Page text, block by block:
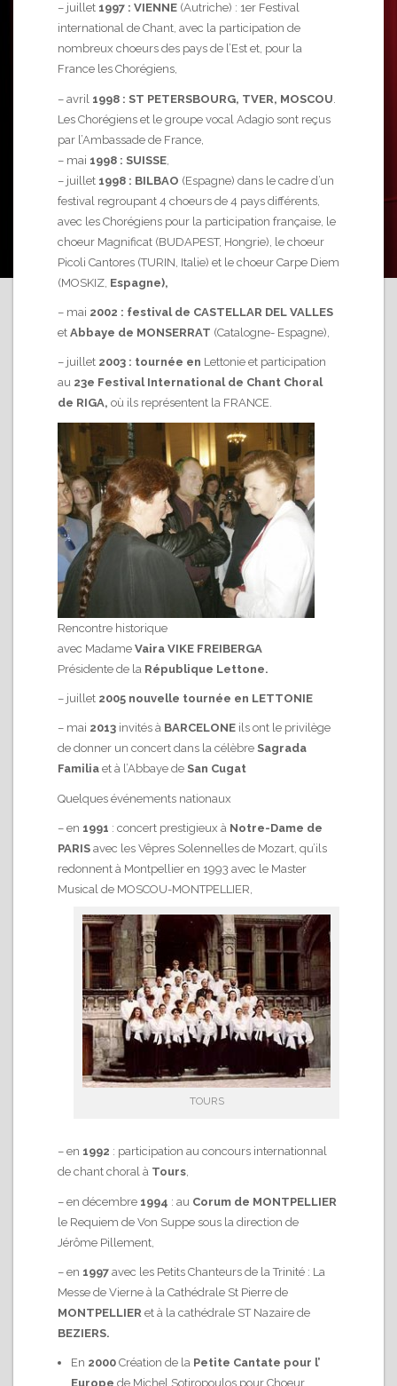
– juillet 1997 : VIENNE (Autriche) : 1er Festival
international de Chant, avec la participation de
nombreux choeurs des pays de l’Est et, pour la
France les Chorégiens,
– avril 1998 : ST PETERSBOURG, TVER, MOSCOU
Les Chorégiens et le groupe vocal Adagio sont reçus
par l’Ambassade de France,
– mai 1998 : SUISSE
– juillet 1998 : BILBAO (Espagne) dans le cadre d’un
festival regroupant 4 choeurs de 4 pays différents,
avec les Chorégiens pour la participation française, le
choeur Magnificat (BUDAPEST, Hongrie), le choeur
Picoli Cantores (TURIN, Italie) et le choeur Carpe Diem
(MOSKIZ, Espagne),
– mai 2002 : festival de CASTELLAR DEL VALLES
et Abbaye de MONSERRAT (Catalogne- Espagne),
– juillet 2003 : tournée en Lettonie et participation
au 23e Festival International de Chant Choral
de RIGA, où ils représentent la FRANCE.
Rencontre historique
avec Madame Vaira VIKE FREIBERGA
Présidente de la République Lettone.
– juillet 2005 nouvelle tournée en LETTONIE
– mai 2013 invités à BARCELONE ils ont le privilège
de donner un concert dans la célèbre Sagrada
Familia et à l’Abbaye de San Cugat
Quelques événements nationaux
– en 1991 : concert prestigieux à Notre-Dame de
PARIS avec les Vêpres Solennelles de Mozart, qu’ils
redonnent à Montpellier en 1993 avec le Master
Musical de MOSCOU-MONTPELLIER,
TOURS
– en 1992 : participation au concours internationnal
de chant choral à Tours,
– en décembre 1994 : au Corum de MONTPELLIER
le Requiem de Von Suppe sous la direction de
Jérôme Pillement,
– en 1997 avec les Petits Chanteurs de la Trinité : La
Messe de Vierne à la Cathédrale St Pierre de
MONTPELLIER et à la cathédrale ST Nazaire de
BEZIERS.
En 2000 Création de la Petite Cantate pour l’
Europe de Michel Sotiropoulos pour Choeur